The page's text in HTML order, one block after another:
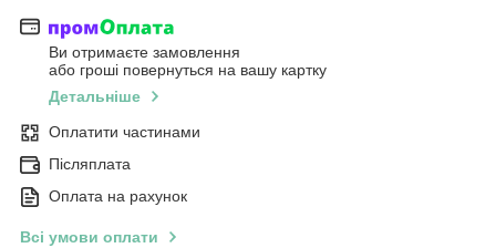
Ви отримаєте замовлення
або гроші повернуться на вашу картку
Детальніше
Оплатити частинами
Післяплата
Оплата на рахунок
Всі умови оплати